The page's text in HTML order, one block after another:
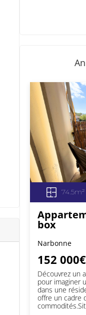
74.5m²
box
Narbonne
152 000€
Découvrez un
pour imaginer
dans une
offre un cadre